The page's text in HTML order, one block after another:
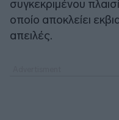
συγκεκριμένου
οποίο αποκλείει
απειλές.